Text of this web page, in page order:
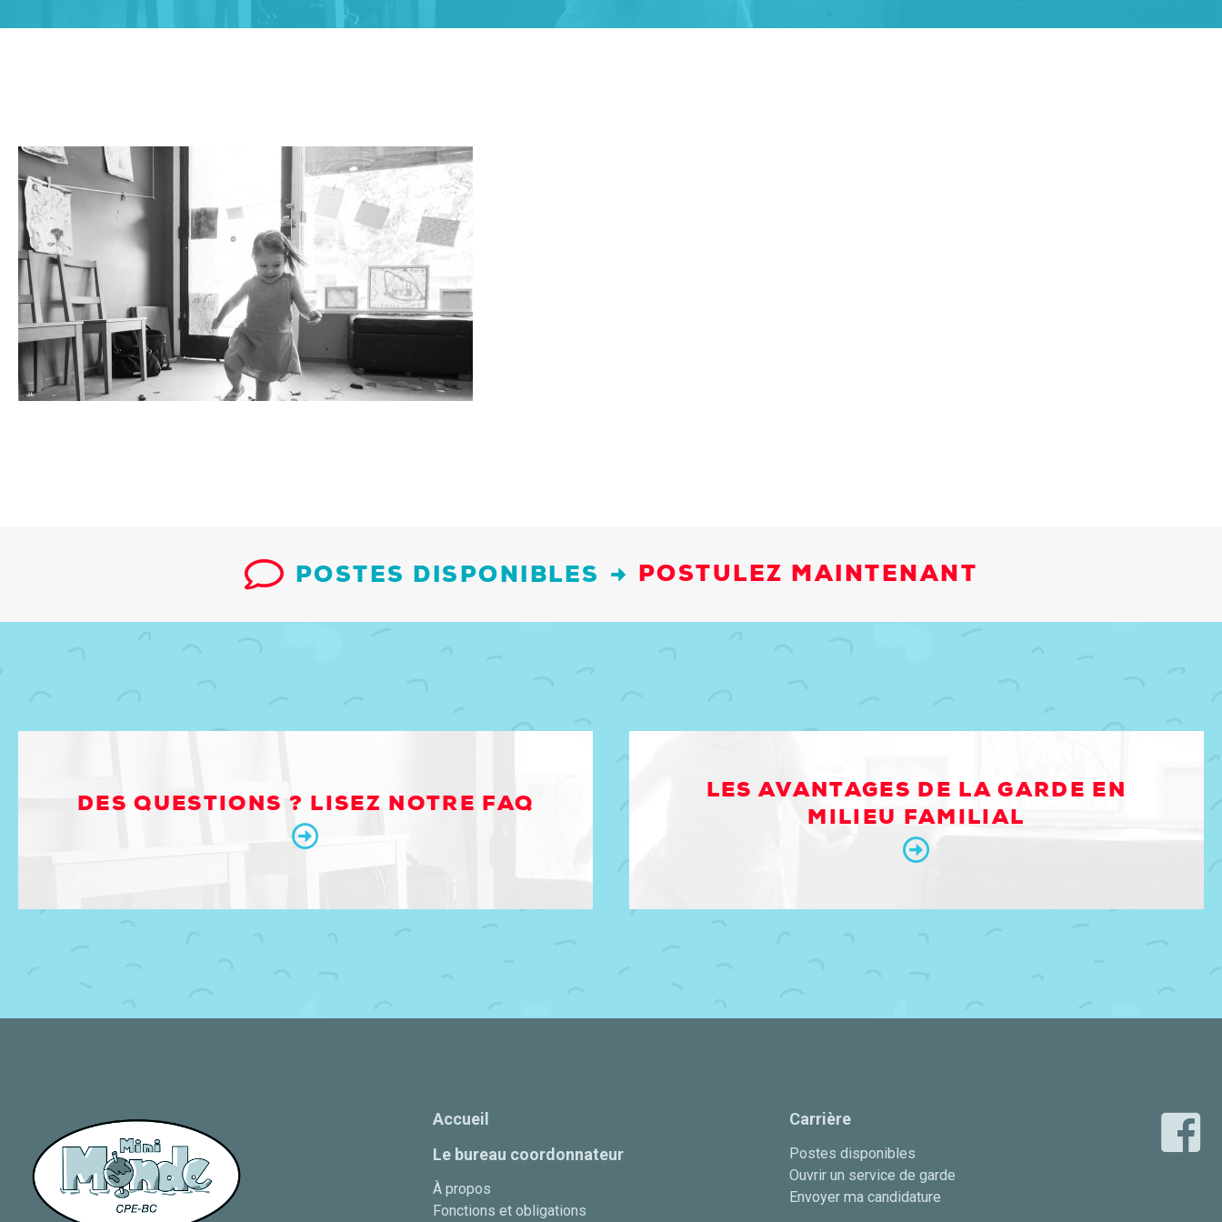
POSTES DISPONIBLES POSTULEZ MAINTENANT
DES QUESTIONS ? LISEZ NOTRE FAQ
LES AVANTAGES DE LA GARDE EN
MILIEU FAMILIAL
Accueil
Le bureau coordonnateur
À propos
Fonctions et obligations
Carrière
Postes disponibles
Ouvrir un service de garde
Envoyer ma candidature